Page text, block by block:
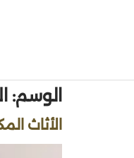
الوسم:
الأثاث